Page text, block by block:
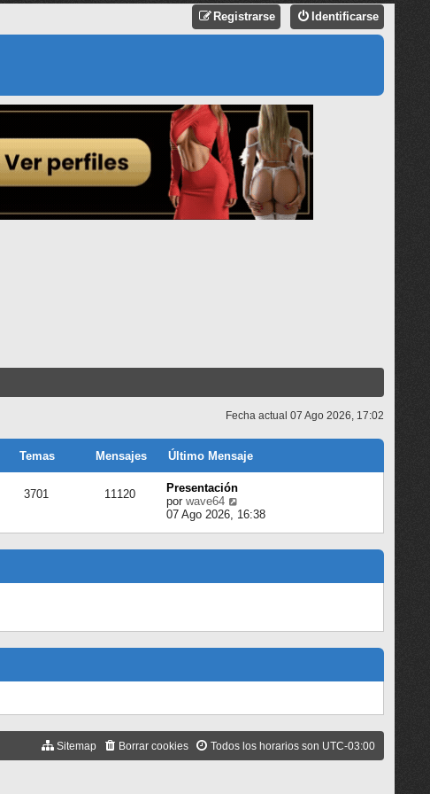
Identificarse
Registrarse
Fecha actual 07 Ago 2026, 17:02
Temas Mensajes Último Mensaje
3701 11120
Presentación
por wave64
e
l
i
e
n
07 Ago 2026, 16:38
Todos los horarios son UTC-03:00
Borrar cookies
Sitemap